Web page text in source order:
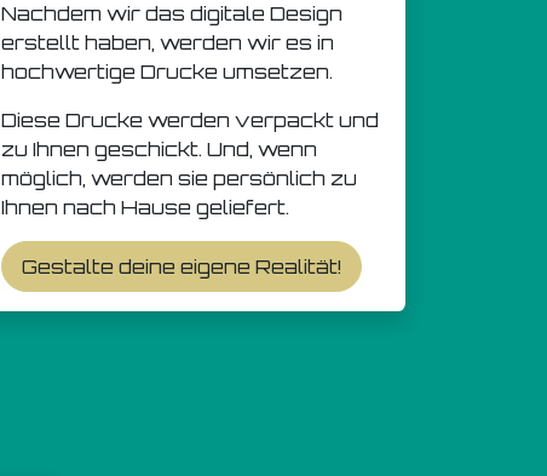
Nachdem wir das digitale Design
erstellt haben, werden wir es in
hochwertige Drucke umsetzen.
Diese Drucke werden verpackt und
zu Ihnen geschickt. Und, wenn
möglich, werden sie persönlich zu
Ihnen nach Hause geliefert.
Gestalte deine eigene Realität!